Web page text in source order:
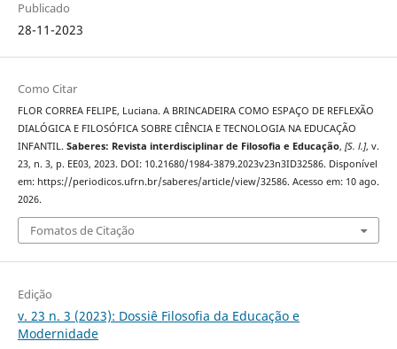
Publicado
28-11-2023
Como Citar
FLOR CORREA FELIPE, Luciana. A BRINCADEIRA COMO ESPAÇO DE REFLEXÃO
DIALÓGICA E FILOSÓFICA SOBRE CIÊNCIA E TECNOLOGIA NA EDUCAÇÃO
INFANTIL. Saberes: Revista interdisciplinar de Filosofia e Educação, [S. l.], v.
23, n. 3, p. EE03, 2023. DOI: 10.21680/1984-3879.2023v23n3ID32586. Disponível
em: https://periodicos.ufrn.br/saberes/article/view/32586. Acesso em: 10 ago.
2026.
Fomatos de Citação
Edição
v. 23 n. 3 (2023): Dossiê Filosofia da Educação e
Modernidade